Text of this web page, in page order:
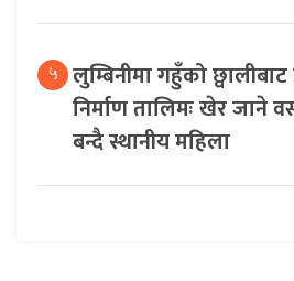
५ लुम्बिनीमा गहुँको
निर्माण तालिमः खेर जाने
बन्दै स्थानीय महिला